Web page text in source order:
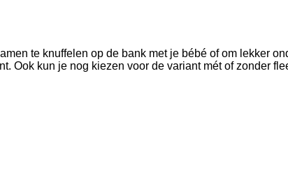
te knuffelen op de bank met je bébé of om lekker
Ook kun je nog kiezen voor de variant mét of zonder